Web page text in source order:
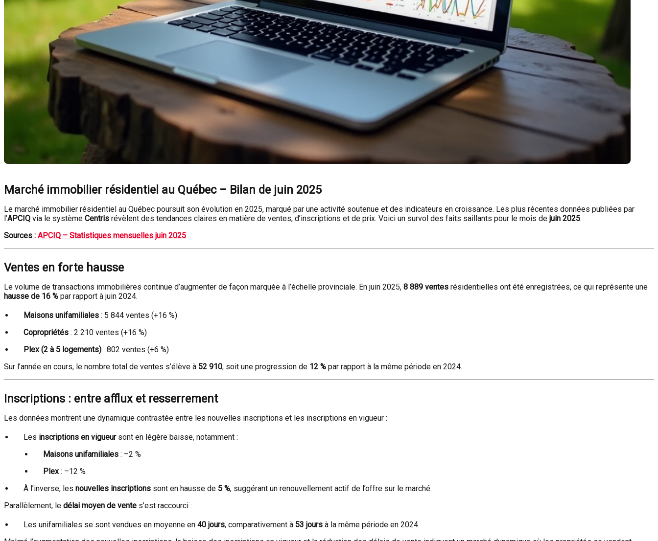
Marché immobilier résidentiel au Québec – Bilan de juin 2025
Le marché immobilier résidentiel au Québec poursuit son évolution en 2025, marqué par une activité soutenue et des indicateurs en croissance. Les plus récentes données publiées par
l’APCIQ via le système Centris révèlent des tendances claires en matière de ventes, d’inscriptions et de prix. Voici un survol des faits saillants pour le mois de juin 2025.
Sources : APCIQ – Statistiques mensuelles juin 2025
Ventes en forte hausse
Le volume de transactions immobilières continue d’augmenter de façon marquée à l’échelle provinciale. En juin 2025, 8 889 ventes résidentielles ont été enregistrées, ce qui représente une
hausse de 16 % par rapport à juin 2024.
Maisons unifamiliales : 5 844 ventes (+16 %)
Copropriétés : 2 210 ventes (+16 %)
Plex (2 à 5 logements) : 802 ventes (+6 %)
Sur l’année en cours, le nombre total de ventes s’élève à 52 910, soit une progression de 12 % par rapport à la même période en 2024.
Inscriptions : entre afflux et resserrement
Les données montrent une dynamique contrastée entre les nouvelles inscriptions et les inscriptions en vigueur :
Les inscriptions en vigueursont en légère baisse, notamment :
Maisons unifamiliales : –2 %
Plex: –12 %
À l’inverse, les nouvelles inscriptions sont en hausse de 5 %, suggérant un renouvellement actif de l’offre sur le marché.
Parallèlement, le délai moyen de vente s’est raccourci :
Les unifamiliales se sont vendues en moyenne en 40 jours, comparativement à 53 jours à la même période en 2024.